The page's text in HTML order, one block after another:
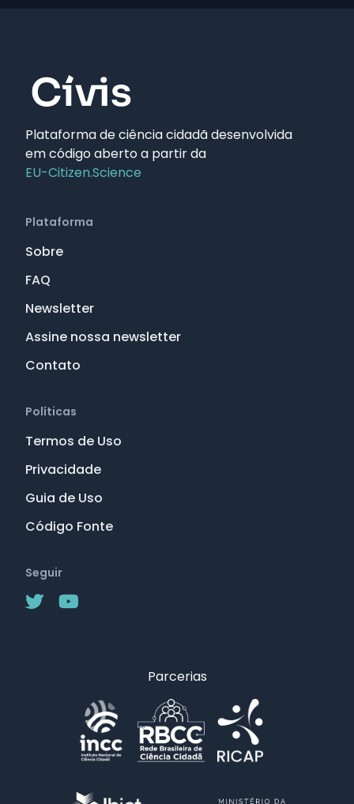
Plataforma de ciência cidadã desenvolvida
em código aberto a partir da
EU-Citizen.Science
Plataforma
Sobre
FAQ
Newsletter
Assine nossa newsletter
Contato
Políticas
Termos de Uso
Privacidade
Guia de Uso
Código Fonte
Seguir
Parcerias